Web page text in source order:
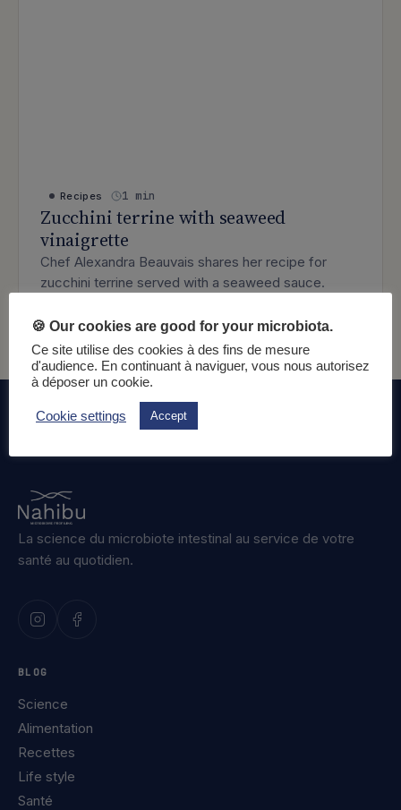
Recipes 1 min
Zucchini terrine with seaweed
vinaigrette
Chef Alexandra Beauvais shares her recipe for
zucchini terrine served with a seaweed sauce.
La science du microbiote intestinal au service de votre
santé au quotidien.
BLOG
Science
Alimentation
Recettes
Life style
Santé
🍪 Our cookies are good for your microbiota.
Ce site utilise des cookies à des fins de mesure
d'audience. En continuant à naviguer, vous nous autorisez
à déposer un cookie.
Cookie settings Accept